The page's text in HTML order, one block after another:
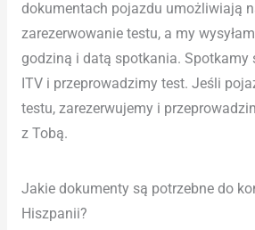
dokumentach pojazdu umożliwiają
zarezerwowanie testu, a my
godziną i datą spotkania. Spotkamy
ITV i przeprowadzimy test. Jeśli
testu, zarezerwujemy i
z Tobą.
Jakie dokumenty są potrzebne do
Hiszpanii?